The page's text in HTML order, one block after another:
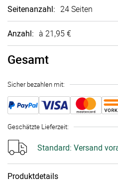
Seitenanzahl: 24 Seiten
Anzahl: à 21,95 €
Gesamt
Sicher bezahlen mit:
Geschätzte Lieferzeit:
Standard: Versand
Produktdetails